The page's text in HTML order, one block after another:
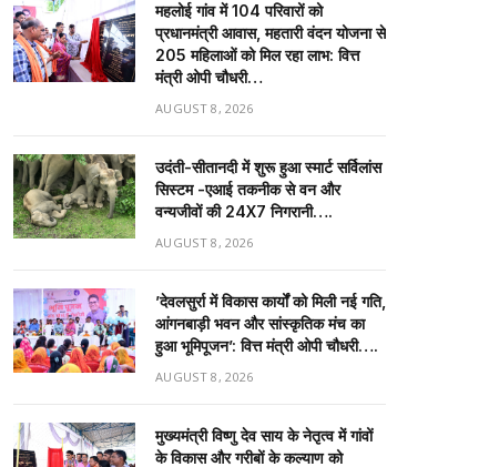
महलोई गांव में 104 परिवारों को
प्रधानमंत्री आवास, महतारी वंदन योजना से
205 महिलाओं को मिल रहा लाभ: वित्त
मंत्री ओपी चौधरी…
AUGUST 8, 2026
उदंती-सीतानदी में शुरू हुआ स्मार्ट सर्विलांस
सिस्टम -एआई तकनीक से वन और
वन्यजीवों की 24X7 निगरानी….
AUGUST 8, 2026
’देवलसुर्रा में विकास कार्यों को मिली नई गति,
आंगनबाड़ी भवन और सांस्कृतिक मंच का
हुआ भूमिपूजन’: वित्त मंत्री ओपी चौधरी….
AUGUST 8, 2026
मुख्यमंत्री विष्णु देव साय के नेतृत्व में गांवों
के विकास और गरीबों के कल्याण को